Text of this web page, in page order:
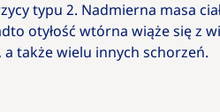
typu 2. Nadmierna masa
otyłość wtórna wiąże się z
także wielu innych schorzeń.